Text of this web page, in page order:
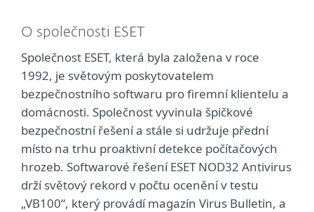
O společnosti ESET
Společnost ESET, která byla založena v roce
1992, je světovým poskytovatelem
bezpečnostního softwaru pro firemní klientelu a
domácnosti. Společnost vyvinula špičkové
bezpečnostní řešení a stále si udržuje přední
místo na trhu proaktivní detekce počítačových
hrozeb. Softwarové řešení ESET NOD32 Antivirus
drží světový rekord v počtu ocenění v testu
„VB100“, který provádí magazín Virus Bulletin, a